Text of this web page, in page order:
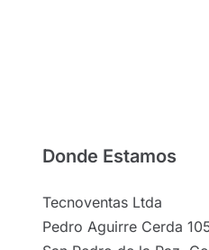
Donde Estamos
Tecnoventas Ltda
Pedro Aguirre Cerda